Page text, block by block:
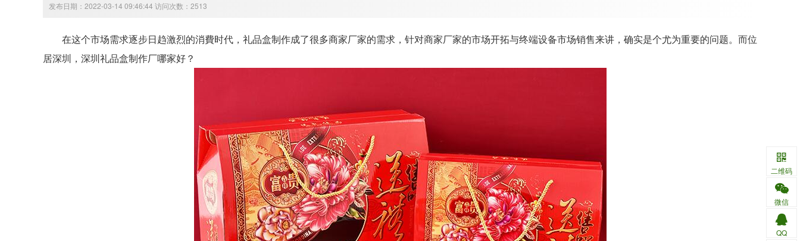
发布日期：2022-03-14 09:46:44 访问次数：2513
在这个市场需求逐步日趋激烈的消費时代，礼品盒制作成了很多商家厂家的需求，针对商家厂家的市场开拓与终端设备市场销售来讲，确实是个尤为重要的问题。而位
居深圳，深圳礼品盒制作厂哪家好？
二维码
微信
QQ